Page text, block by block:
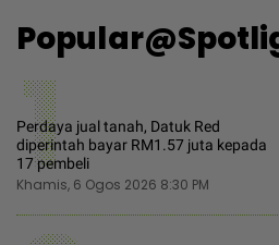
1
Perdaya jual tanah, Datuk Red
diperintah bayar RM1.57 juta kepada
17 pembeli
Khamis, 6 Ogos 2026 8:30 PM